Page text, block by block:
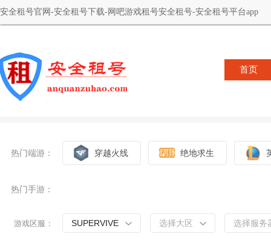
安全租号官网-安全租号下载-网吧游戏租号安全租号-安全租号平台app
首页
热门端游： 穿越火线 绝地求生
热门手游：
游戏区服： SUPERVIVE 选择大区 选择服务